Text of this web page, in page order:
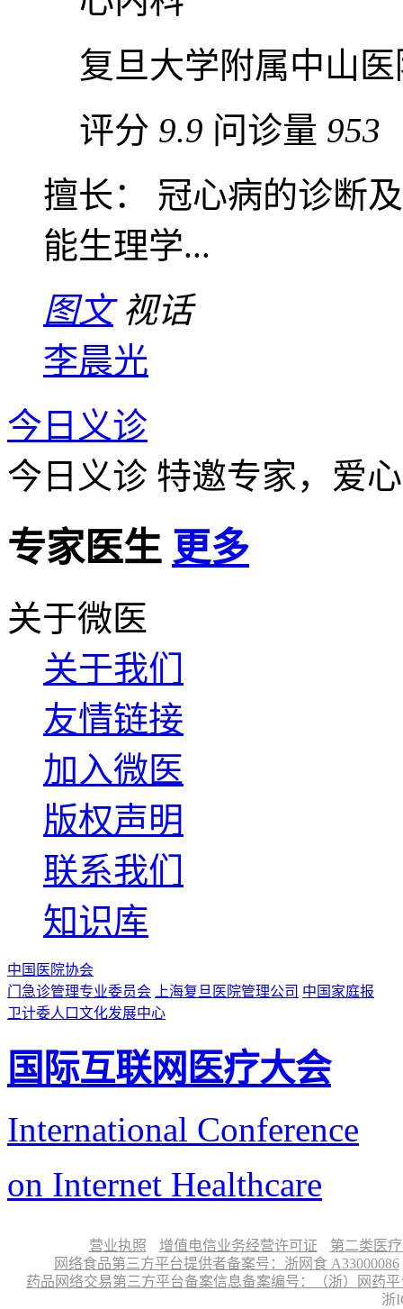
复旦大学附属中山医
评分 9.9 问诊量 953
擅长： 冠心病的诊断
能生理学...
图文 视话
李晨光
今日义诊
今日义诊 特邀专家，爱
专家医生 更多
关于微医
关于我们
友情链接
加入微医
版权声明
联系我们
知识库
中国医院协会
门急诊管理专业委员会
上海复旦医院管理公司 中国家庭报
卫计委人口文化发展中心
国际互联网医疗大会
International Conference
on Internet Healthcare
营业执照 增值电信业务经营许可证
第二类医
网络食品第三方平台提供者备案号：浙网食 A33000086
药品网络交易第三方平台备案信息备案编号：（浙）网药平
浙